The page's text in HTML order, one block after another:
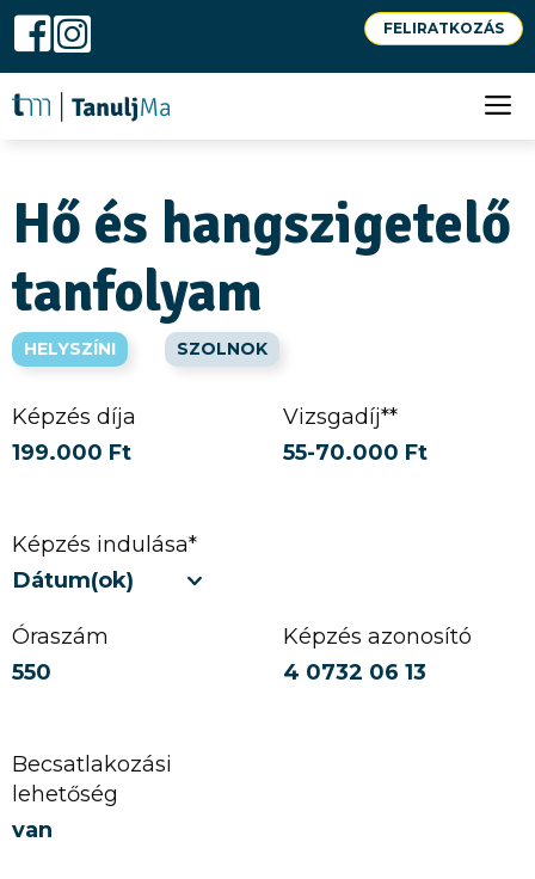
Kilépés
FELIRATKOZÁS
Hő és hangszigetelő
tanfolyam
HELYSZÍNI SZOLNOK
Képzés díja
199.000 Ft
Vizsgadíj**
55-70.000 Ft
Képzés indulása*
Dátum(ok)
Óraszám
550
Képzés azonosító
4 0732 06 13
Becsatlakozási
lehetőség
van